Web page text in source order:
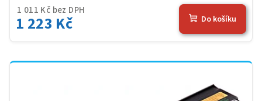
1 011 Kč bez DPH
1 223 Kč Do košíku